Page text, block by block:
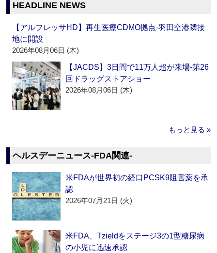
HEADLINE NEWS
【アルフレッサHD】再生医療CDMO拠点‐羽田空港隣接
地に開設
2026年08月06日 (木)
【JACDS】3日間で11万人超が来場‐第26
回ドラッグストアショー
2026年08月06日 (木)
もっと見る »
ヘルスデーニュース‐FDA関連‐
米FDAが世界初の経口PCSK9阻害薬を承
認
2026年07月21日 (火)
米FDA、Tzieldをステージ3の1型糖尿病
の小児に迅速承認